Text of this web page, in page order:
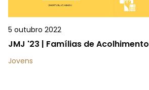
5 outubro 2022
JMJ '23 | Famílias de Acolhimento
Jovens